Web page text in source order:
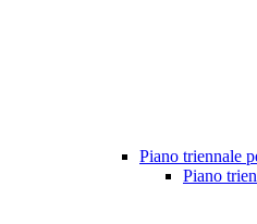
Piano triennale
Piano